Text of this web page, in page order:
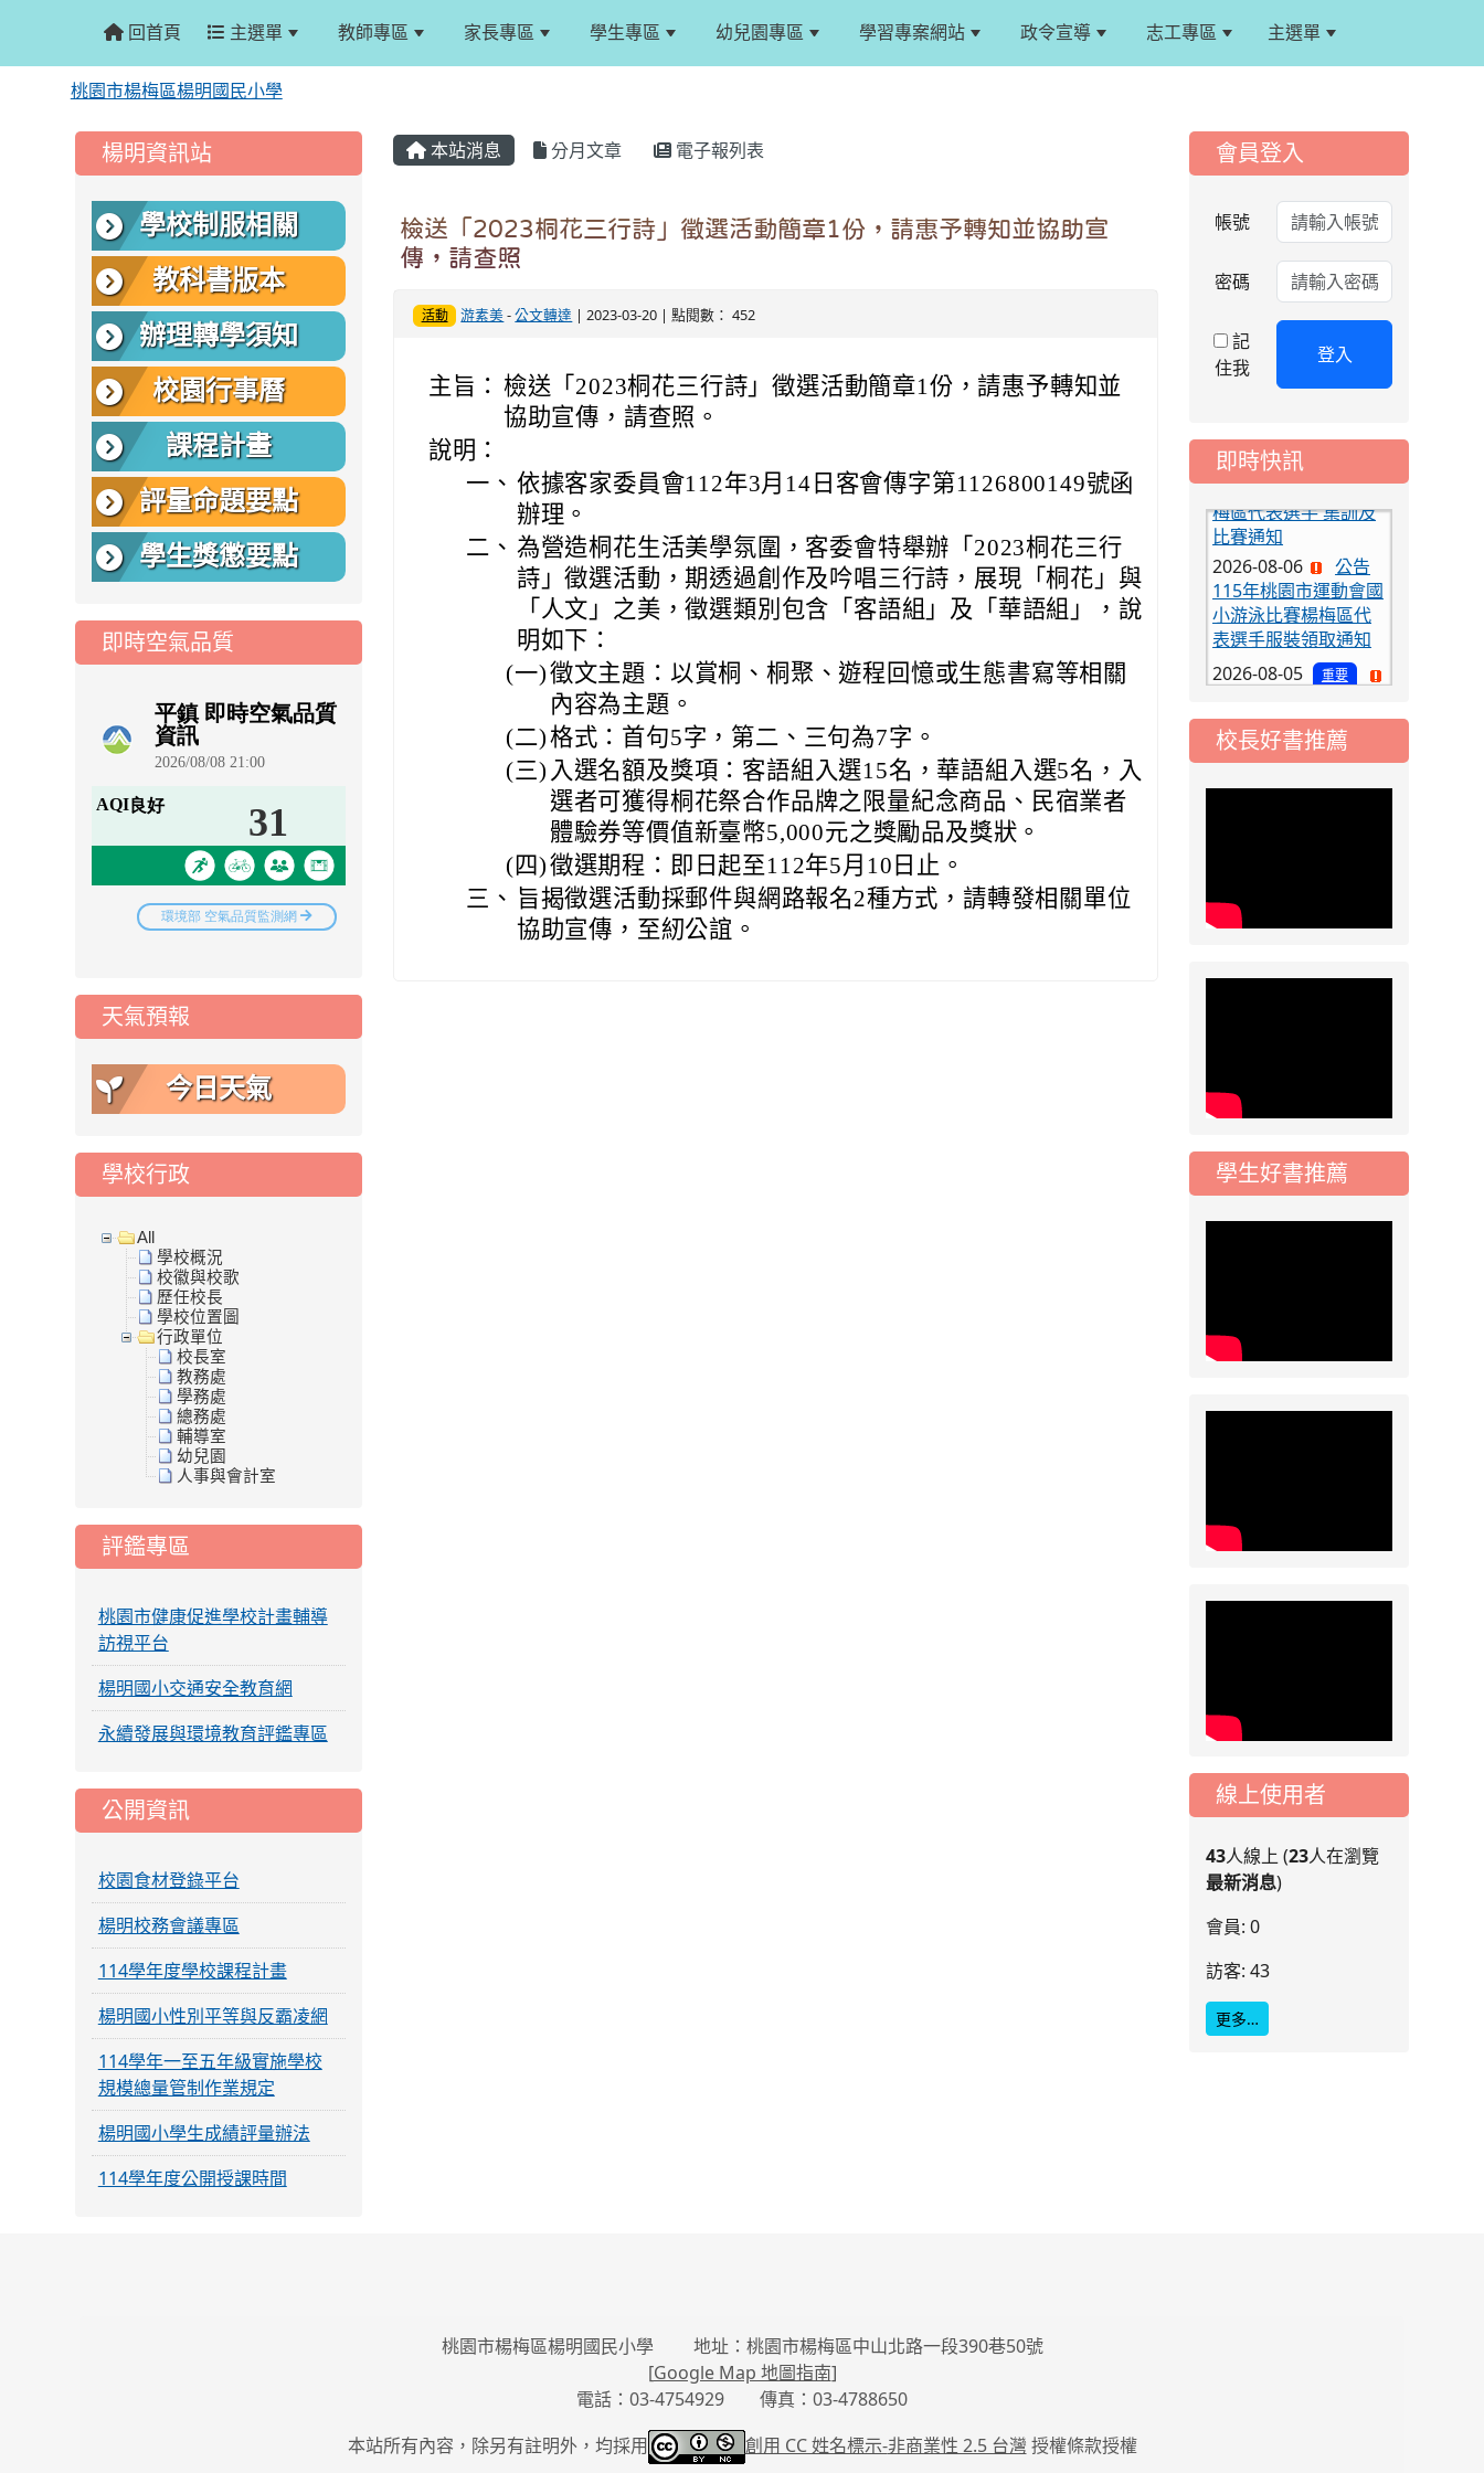
回首頁 主選單 教師專區 家長專區 學生專區 幼兒園專區 學習專案網站 政令宣導 志工專區 主選單
桃園市楊梅區楊明國民小學
本站消息 分月文章 電子報列表
檢送「2023桐花三行詩」徵選活動簡章1份，請惠予轉知並協助宣
傳，請查照
活動 游素美-公文轉達 | 2023-03-20 | 點閱數： 452
主旨： 檢送「2023桐花三行詩」徵選活動簡章1份，請惠予轉知並
協助宣傳，請查照。
說明：
一、 依據客家委員會112年3月14日客會傳字第1126800149號函
辦理。
二、 為營造桐花生活美學氛圍，客委會特舉辦「2023桐花三行
詩」徵選活動，期透過創作及吟唱三行詩，展現「桐花」與
「人文」之美，徵選類別包含「客語組」及「華語組」，說
明如下：
(一)徵文主題：以賞桐、桐聚、遊程回憶或生態書寫等相關
內容為主題。
(二)格式：首句5字，第二、三句為7字。
(三) 入選名額及獎項：客語組入選15名，華語組入選5名，入
選者可獲得桐花祭合作品牌之限量紀念商品、民宿業者
體驗券等價值新臺幣5,000元之獎勵品及獎狀。
(四)徵選期程：即日起至112年5月10日止。
三、 旨揭徵選活動採郵件與網路報名2種方式，請轉發相關單位
協助宣傳，至紉公誼。
::: 楊明資訊站
學校制服相關
教科書版本
辦理轉學須知
校園行事曆
課程計畫
評量命題要點
學生獎懲要點
即時空氣品質
天氣預報
今日天氣
學校行政
All
學校概況
校徽與校歌
歷任校長
學校位置圖
行政單位
校長室
教務處
學務處
總務處
輔導室
幼兒園
人事與會計室
評鑑專區
桃園市健康促進學校計畫輔導
訪視平台
楊明國小交通安全教育網
永續發展與環境教育評鑑專區
公開資訊
校園食材登錄平台
楊明校務會議專區
114學年度學校課程計畫
楊明國小性別平等與反霸凌網
114學年一至五年級實施學校
規模總量管制作業規定
楊明國小學生成績評量辦法
114學年度公開授課時間
::: 會員登入
帳號
密碼
記
住我
登入
即時快訊
表選手服裝領取通知
2026-08-03
115學年度一、三、
五年級常態編班結果
公告
2026-07-31
公告
學校對面建案申請8
月份「施工車輛臨
停」一案，請各位用
路人留意
公告-115年桃園市運
動會國小游泳比賽楊
梅區代表選手 集訓及
比賽通知
2026-08-06
115年桃園市運動會國
小游泳比賽楊梅區代
表選手服裝領取通知
2026-08-05
重要
115學年度課後照顧
2026-08-03
重要
月份「施工車輛臨
比賽通知
校長好書推薦
學生好書推薦
線上使用者
43人線上 (23人在瀏覽
最新消息)
會員: 0
訪客: 43
更多…
桃園市楊梅區楊明國民小學 地址：桃園市楊梅區中山北路一段390巷50號
[Google Map 地圖指南]
電話：03-4754929 傳真：03-4788650
本站所有內容，除另有註明外，均採用
創用 CC 姓名標示-非商業性 2.5 台灣 授權條款授權